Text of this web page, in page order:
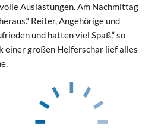
Auslastungen. Am Nachmittag
Reiter, Angehörige und
und hatten viel Spaß,“ so
einer großen Helferschar lief alles